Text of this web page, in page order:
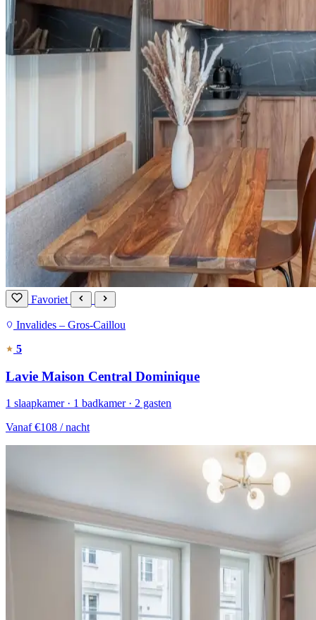
Favoriet
Invalides – Gros-Caillou
5
Lavie Maison Central Dominique
1 slaapkamer · 1 badkamer · 2 gasten
Vanaf €108 / nacht